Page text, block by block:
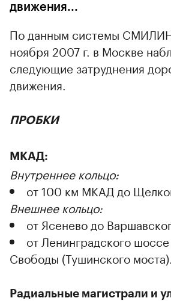
движения...
По данным системы
ноября 2007 г. в Москве
следующие затруднения
движения.
ПРОБКИ
МКАД:
Внутреннее кольцо:
от 100 км МКАД до
Внешнее кольцо:
от Ясенево до
от Ленинградского
Свободы (Тушинского моста).
Радиальные магистрали и